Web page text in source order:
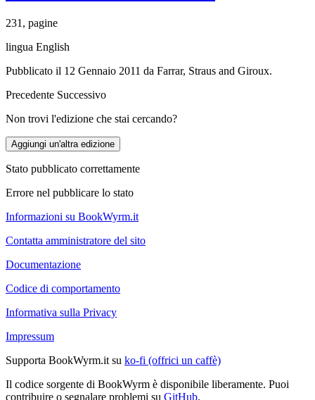
231, pagine
lingua English
Pubblicato il 12 Gennaio 2011 da Farrar, Straus and Giroux.
Precedente Successivo
Non trovi l'edizione che stai cercando?
Aggiungi un'altra edizione
Stato pubblicato correttamente
Errore nel pubblicare lo stato
Informazioni su BookWyrm.it
Contatta amministratore del sito
Documentazione
Codice di comportamento
Informativa sulla Privacy
Impressum
Supporta BookWyrm.it su ko-fi (offrici un caffè)
Il codice sorgente di BookWyrm è disponibile liberamente. Puoi
contribuire o segnalare problemi su GitHub.